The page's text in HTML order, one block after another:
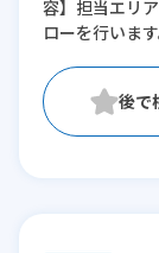
容】担当エリ
ローを行いま